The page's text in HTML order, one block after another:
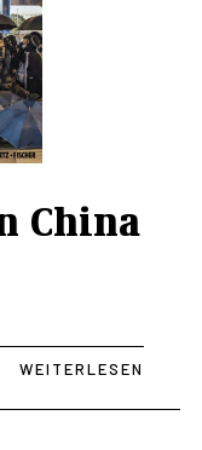
China
WEITERLESEN